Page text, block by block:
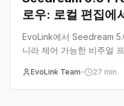
로우: 로컬 편집에
지
EvoLink에서 Seedream
니라 제어 가능한 비주얼
EvoLink Team• 27 min